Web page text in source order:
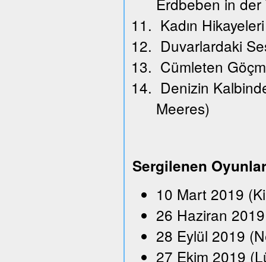
Kadın
Duvarlardaki
Cümleten
Denizin
Meeres)
Sergilenen Oyunlar
10 Mart 2019
26 Haziran
28 Eylül 2019
27 Ekim 2019